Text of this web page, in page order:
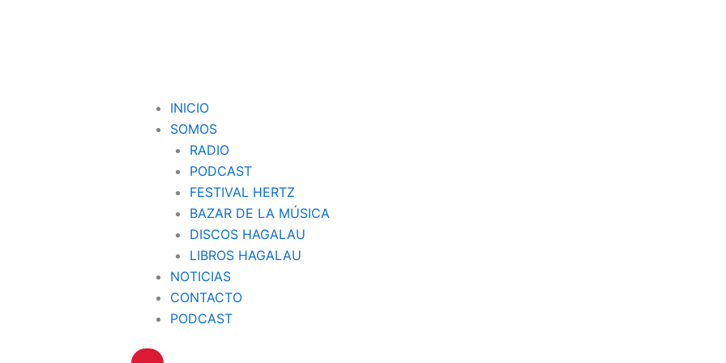
INICIO
SOMOS
RADIO
PODCAST
FESTIVAL HERTZ
BAZAR DE LA MÚSICA
DISCOS HAGALAU
LIBROS HAGALAU
NOTICIAS
CONTACTO
PODCAST